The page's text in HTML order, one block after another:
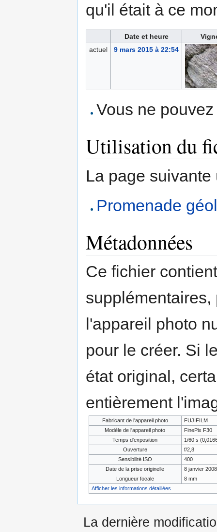
qu'il était à ce
Date et heure
actuel
9 mars 2015 à 22:54
Vous ne
Utilisation du
La page
Promenade
Métadonnées
Ce fichier
l'appareil photo
pour le créer. Si
état original,
entièrement
Fabricant de l'appareil photo
FUJIFILM
Modèle de l'appareil photo
FinePix F30
Temps d'exposition
1/60 s
Ouverture
f/2,8
Sensibilité ISO
400
Date de la prise originelle
8 janvier
Longueur focale
8 mm
Afficher les informations détaillées
La dernière